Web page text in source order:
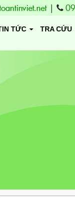
|
TỨC TRA CỨU